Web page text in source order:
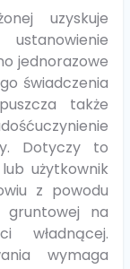
uzyskuje
jednorazowe
świadczenia
także
Dotyczy to
użytkownik
z powodu
gruntowej na
władnącej.
wymaga